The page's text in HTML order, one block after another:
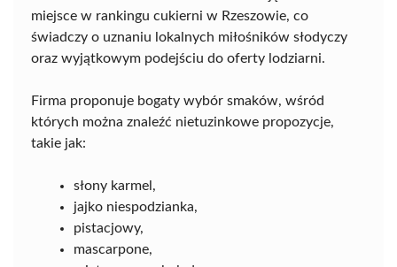
miejsce w rankingu cukierni w Rzeszowie, co
świadczy o uznaniu lokalnych miłośników słodyczy
oraz wyjątkowym podejściu do oferty lodziarni.
Firma proponuje bogaty wybór smaków, wśród
których można znaleźć nietuzinkowe propozycje,
takie jak:
słony karmel,
jajko niespodzianka,
pistacjowy,
mascarpone,